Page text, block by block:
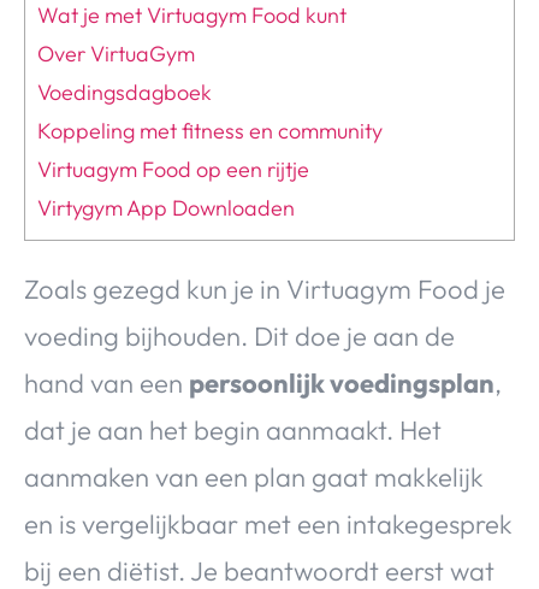
Wat je met Virtuagym Food kunt
Over VirtuaGym
Voedingsdagboek
Koppeling met fitness en community
Virtuagym Food op een rijtje
Virtygym App Downloaden
Zoals gezegd kun je in Virtuagym Food je
voeding bijhouden. Dit doe je aan de
hand van een persoonlijk voedingsplan,
dat je aan het begin aanmaakt. Het
aanmaken van een plan gaat makkelijk
en is vergelijkbaar met een intakegesprek
bij een diëtist. Je beantwoordt eerst wat